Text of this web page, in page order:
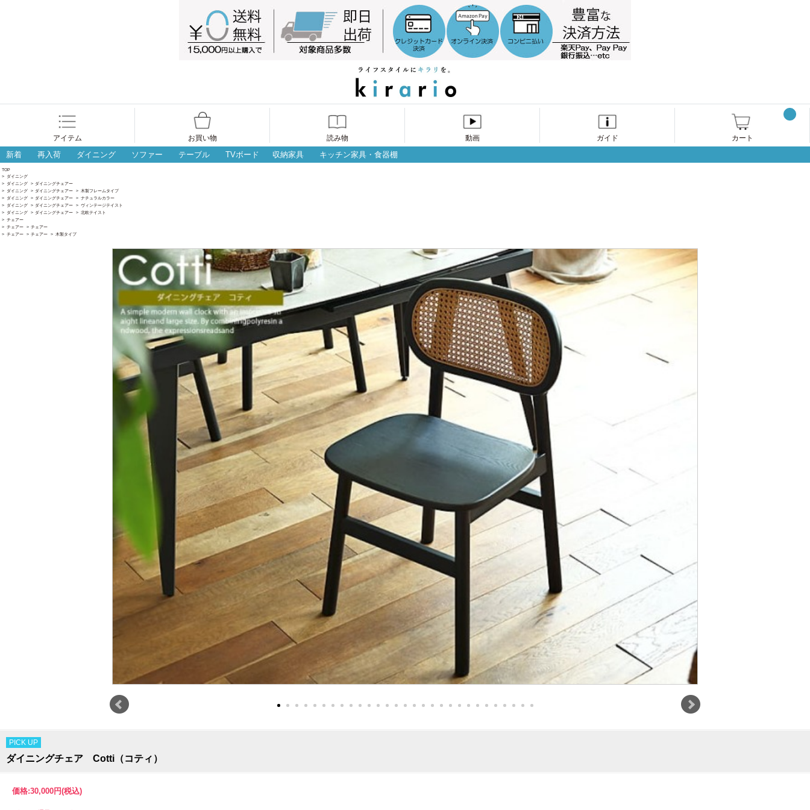
アイテム お買い物 読み物 動画 ガイド カート
新着 再入荷 ダイニング ソファー テーブル TVボード 収納家具 キッチン家具・食器棚
TOP
> ダイニング
> ダイニング > ダイニングチェアー
> ダイニング > ダイニングチェアー > 木製フレームタイプ
> ダイニング > ダイニングチェアー > ナチュラルカラー
> ダイニング > ダイニングチェアー > ヴィンテージテイスト
> ダイニング > ダイニングチェアー > 北欧テイスト
> チェアー
> チェアー > チェアー
> チェアー > チェアー > 木製タイプ
PICK UP
ダイニングチェア Cotti（コティ）
価格:30,000円(税込)